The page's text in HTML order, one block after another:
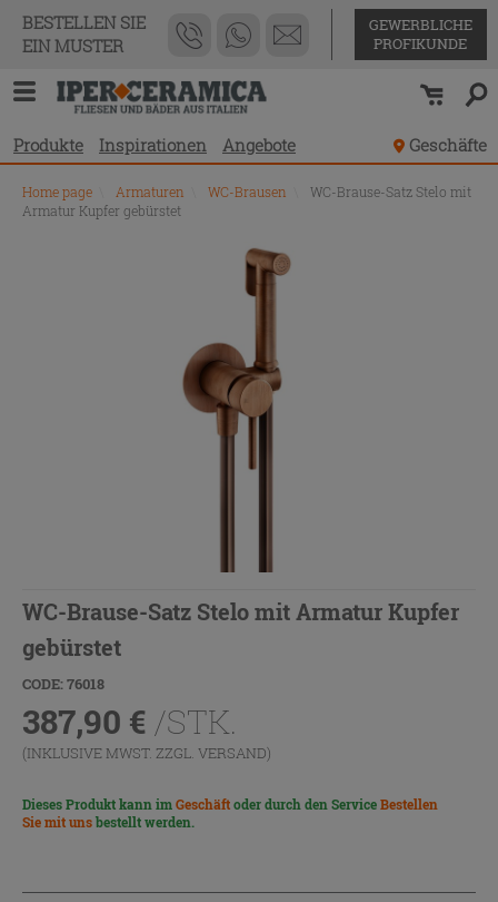
BESTELLEN SIE
EIN MUSTER
GEWERBLICHE
PROFIKUNDE
Produkte Inspirationen Angebote Geschäfte
Home page Armaturen WC-Brausen
WC-Brause-Satz Stelo mit
Armatur Kupfer gebürstet
WC-Brause-Satz Stelo mit Armatur Kupfer
gebürstet
CODE: 76018
387,90 € /STK.
(INKLUSIVE MWST. ZZGL. VERSAND)
Dieses Produkt kann imGeschäftoder durch den ServiceBestellen
Sie mit unsbestellt werden.